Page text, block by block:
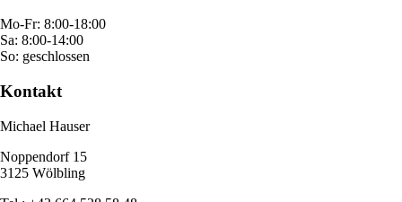
Mo-Fr: 8:00-18:00
Sa: 8:00-14:00
So: geschlossen
Kontakt
Michael Hauser
Noppendorf 15
3125 Wölbling